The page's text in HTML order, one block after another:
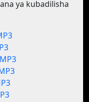
ya kubadilisha